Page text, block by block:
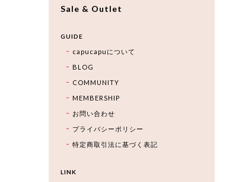
Sale & Outlet
GUIDE
capucapuについて
BLOG
COMMUNITY
MEMBERSHIP
お問い合わせ
プライバシーポリシー
特定商取引法に基づく表記
LINK